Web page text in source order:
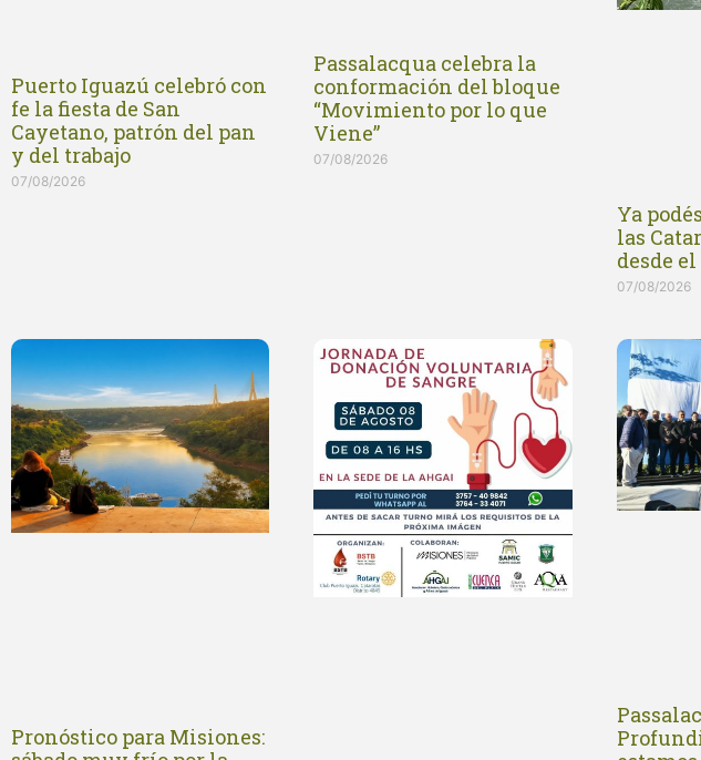
Puerto Iguazú celebró con
fe la fiesta de San
Cayetano, patrón del pan
y del trabajo
07/08/2026
Passalacqua celebra la
conformación del bloque
“Movimiento por lo que
Viene”
07/08/2026
Ya
las
desde
07/08/2026
Pronóstico para Misiones: